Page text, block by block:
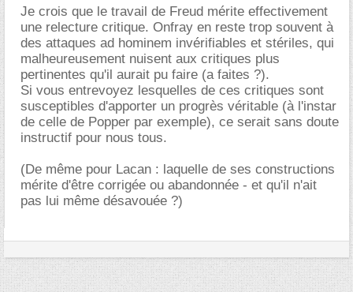
Je crois que le travail de Freud mérite effectivement
une relecture critique. Onfray en reste trop souvent à
des attaques ad hominem invérifiables et stériles, qui
malheureusement nuisent aux critiques plus
pertinentes qu'il aurait pu faire (a faites ?).
Si vous entrevoyez lesquelles de ces critiques sont
susceptibles d'apporter un progrès véritable (à l'instar
de celle de Popper par exemple), ce serait sans doute
instructif pour nous tous.
(De même pour Lacan : laquelle de ses constructions
mérite d'être corrigée ou abandonnée - et qu'il n'ait
pas lui même désavouée ?)